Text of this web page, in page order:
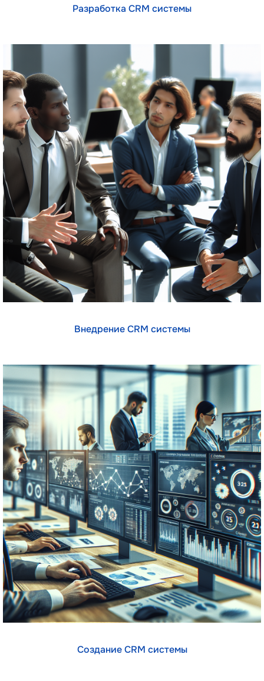
Разработка CRM системы
Внедрение CRM системы
Создание CRM системы